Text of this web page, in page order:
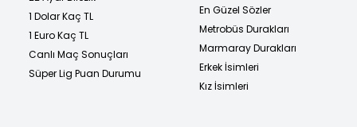
1 Dolar Kaç TL
1 Euro Kaç TL
Canlı Maç Sonuçları
Süper Lig Puan Durumu
En Güzel Sözler
Metrobüs Durakları
Marmaray Durakları
Erkek İsimleri
Kız İsimleri